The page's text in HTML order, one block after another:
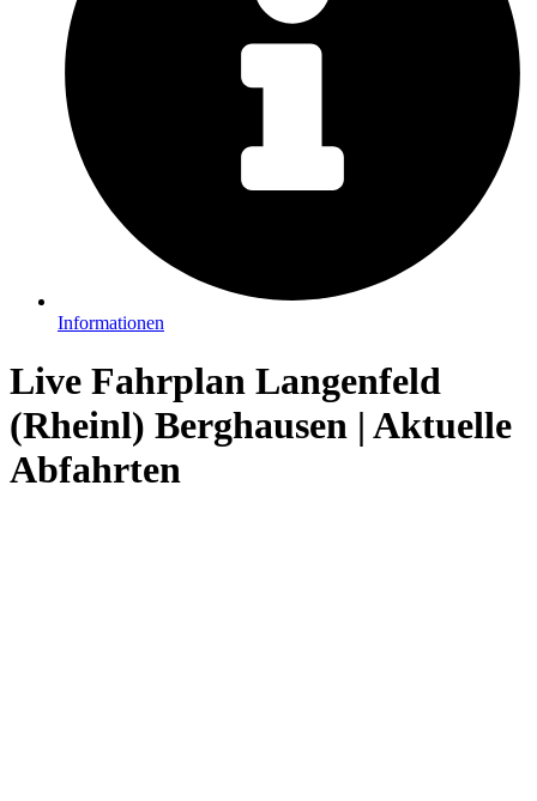
Informationen
Live Fahrplan Langenfeld
(Rheinl) Berghausen | Aktuelle
Abfahrten